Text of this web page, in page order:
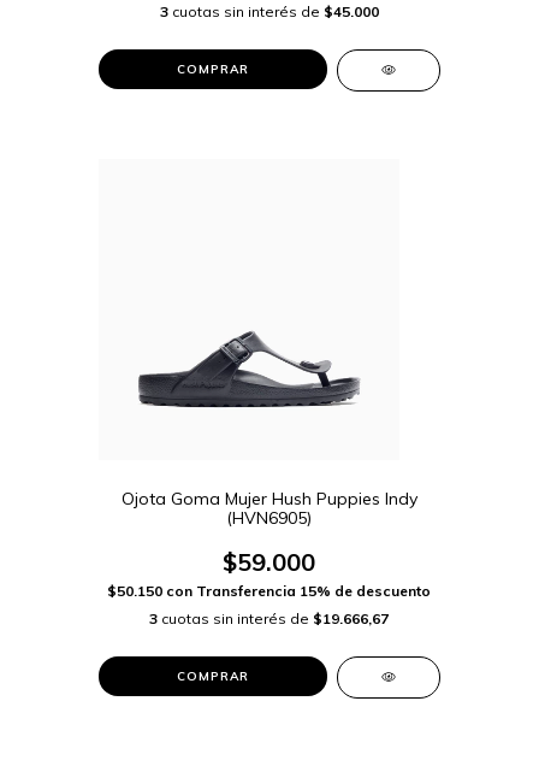
3 cuotas sin interés de $45.000
COMPRAR
Ojota Goma Mujer Hush Puppies Indy
(HVN6905)
$59.000
$50.150 con Transferencia 15% de descuento
3 cuotas sin interés de $19.666,67
COMPRAR